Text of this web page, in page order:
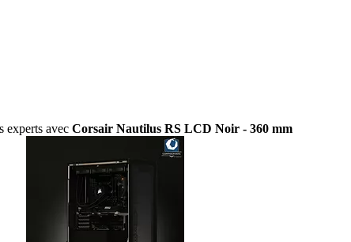
experts avec Corsair Nautilus RS LCD Noir - 360 mm